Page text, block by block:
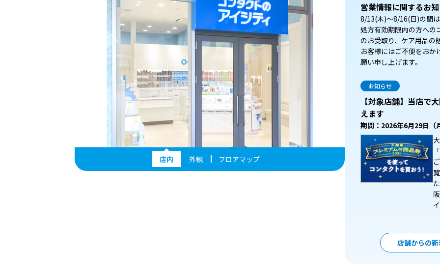
店内 外観 フロアマップ
営業情報に関するお
8/13(木)～8/16(日)の間
処方有効期限内の方への
のお受取り、ケア用品の
お客様にはご不便をお
願い申し上げます。
お知らせ
【対象店舗】当店で
えます
期間：2026年6月29日（
店舗からの